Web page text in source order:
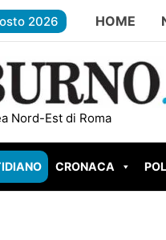
2026 HOME
Nord-Est di Roma
l’ex compagna sotto
CRONACA